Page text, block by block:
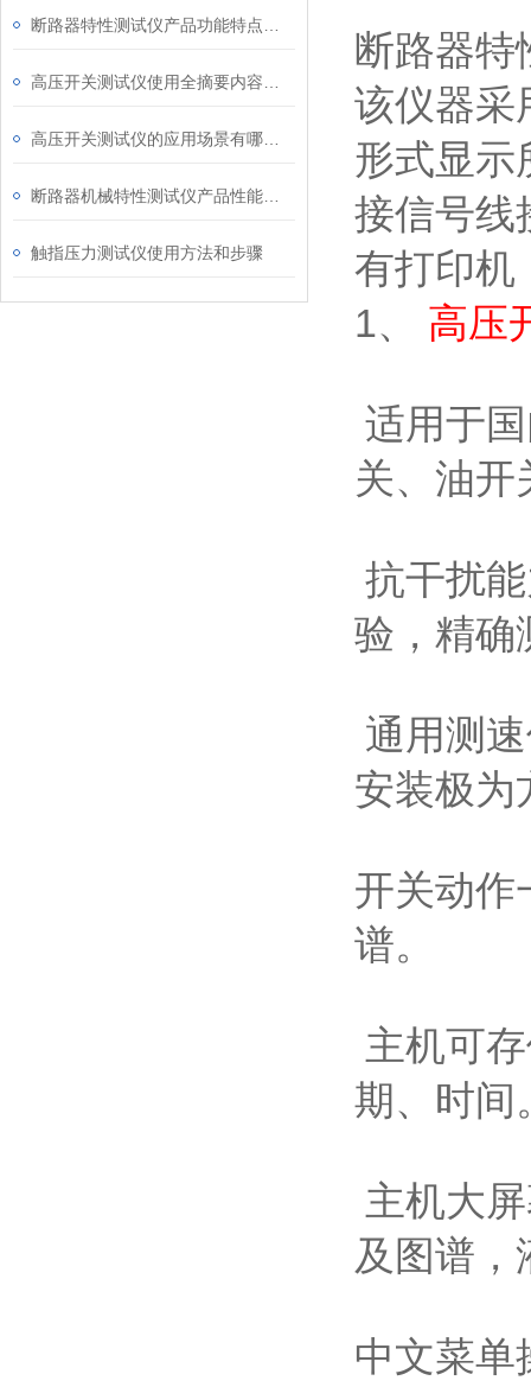
触指压力测试仪使用方法和步骤
断路器特
该仪器采
形式显示
接信号线
有打印机
1、
高压
适用于
关、油开
抗干扰
验，精确
通用测
安装极为
开关动作
谱。
主机可
期、时间
主机大
及图谱，
中文菜单